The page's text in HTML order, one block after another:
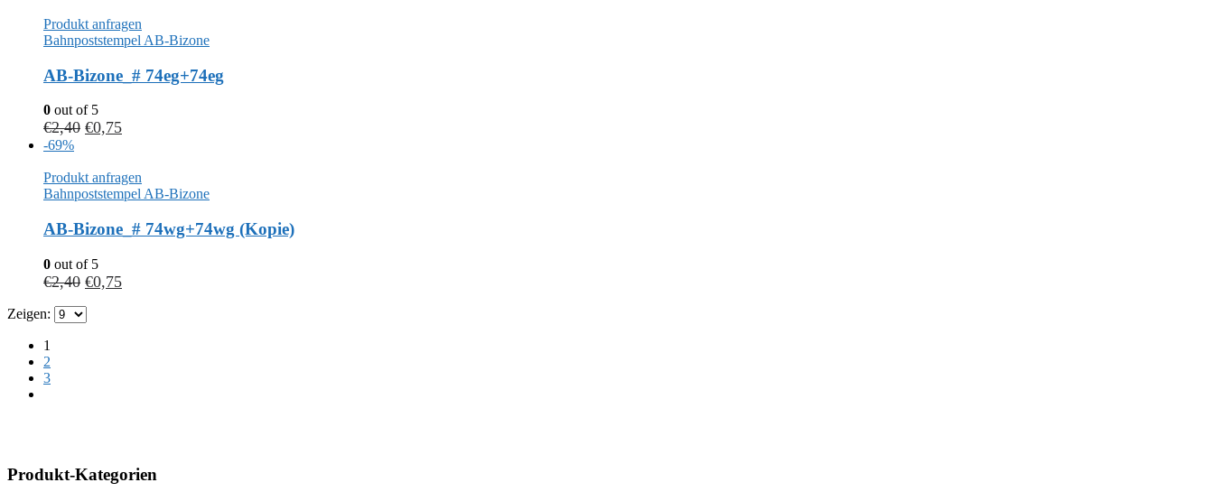
Produkt anfragen
Bahnpoststempel AB-Bizone
AB-Bizone_# 74eg+74eg
0 out of 5
€2,40 €0,75
-69%
Produkt anfragen
Bahnpoststempel AB-Bizone
AB-Bizone_# 74wg+74wg (Kopie)
0 out of 5
€2,40 €0,75
Zeigen:
1
2
3
Produkt-Kategorien